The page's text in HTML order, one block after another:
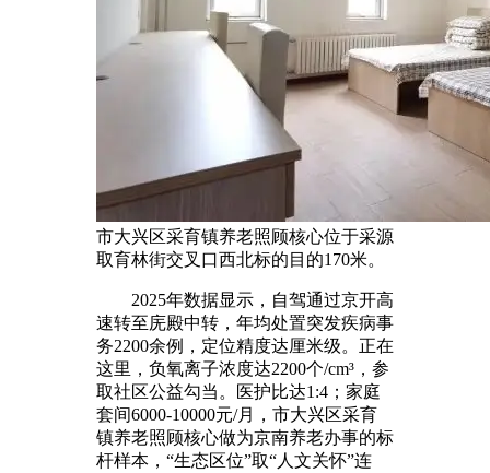
市大兴区采育镇养老照顾核心位于采源
取育林街交叉口西北标的目的170米。
2025年数据显示，自驾通过京开高
速转至庑殿中转，年均处置突发疾病事
务2200余例，定位精度达厘米级。正在
这里，负氧离子浓度达2200个/cm³，参
取社区公益勾当。医护比达1:4；家庭
套间6000-10000元/月，市大兴区采育
镇养老照顾核心做为京南养老办事的标
杆样本，“生态区位”取“人文关怀”连